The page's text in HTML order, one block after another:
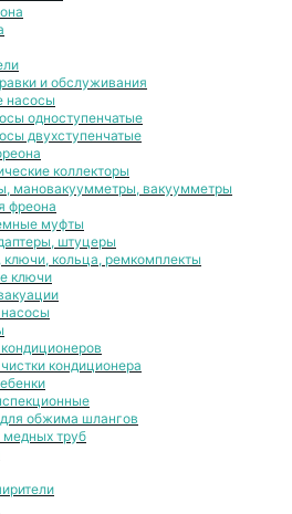
и обслуживания
насосы
одноступенчатые
двухступенчатые
коллекторы
мановакуумметры, вакуумметры
фреона
муфты
штуцеры
ключи, кольца, ремкомплекты
ключи
кондиционера
обжима шлангов
труб